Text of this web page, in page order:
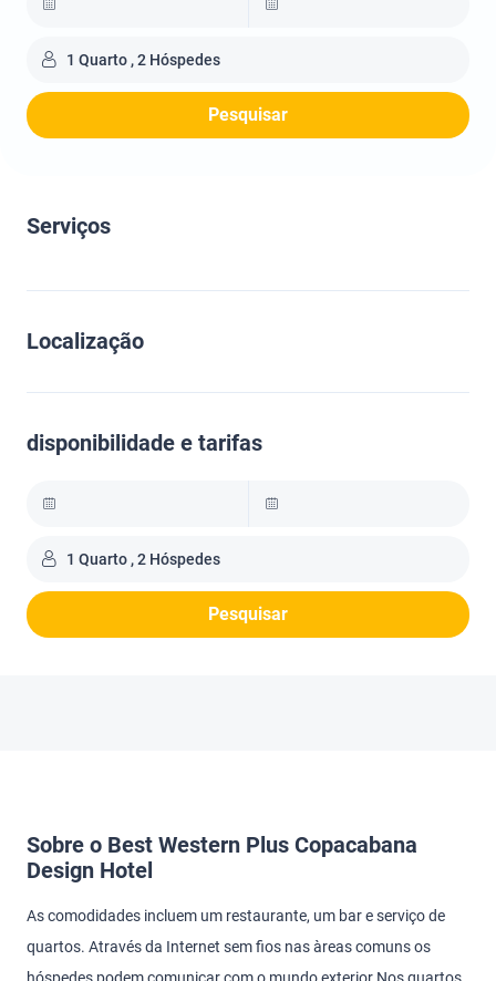
1 Quarto , 2 Hóspedes
Pesquisar
Serviços
Localização
disponibilidade e tarifas
1 Quarto , 2 Hóspedes
Pesquisar
Sobre o Best Western Plus Copacabana
Design Hotel
As comodidades incluem um restaurante, um bar e serviço de
quartos. Através da Internet sem fios nas àreas comuns os